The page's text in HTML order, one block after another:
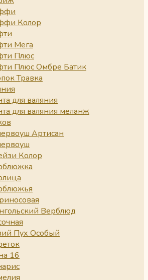
Колор
Мега
Плюс
Плюс Омбре Батик
Травка
для валяния
для валяния меланж
Артисан
Колор
Верблюд
Пух Особый
16